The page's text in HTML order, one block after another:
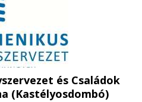
és Családok
(Kastélyosdombó)